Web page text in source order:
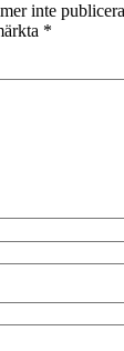
inte
*